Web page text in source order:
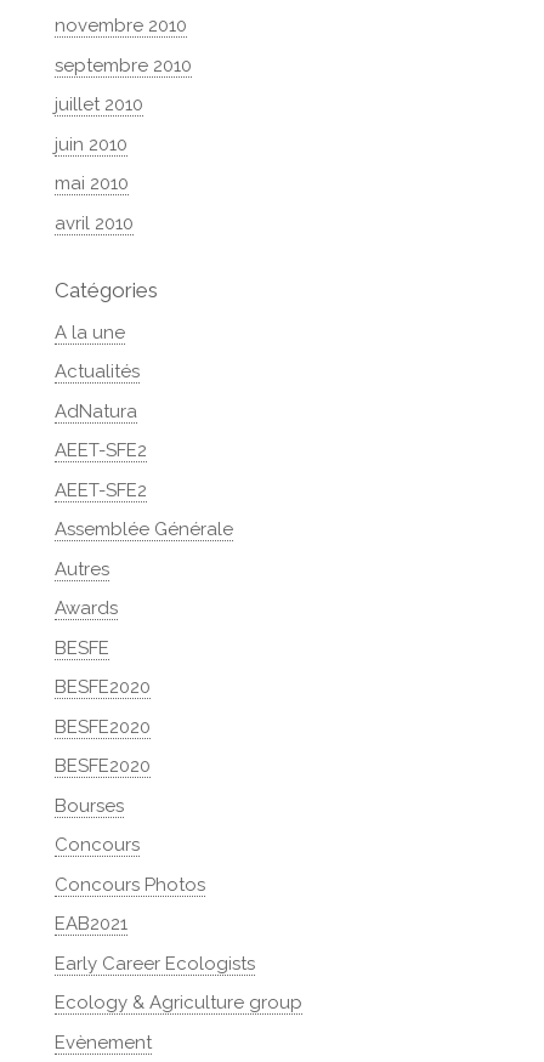
novembre 2010
septembre 2010
juillet 2010
juin 2010
mai 2010
avril 2010
Catégories
A la une
Actualités
AdNatura
AEET-SFE2
AEET-SFE2
Assemblée Générale
Autres
Awards
BESFE
BESFE2020
BESFE2020
BESFE2020
Bourses
Concours
Concours Photos
EAB2021
Early Career Ecologists
Ecology & Agriculture group
Evènement